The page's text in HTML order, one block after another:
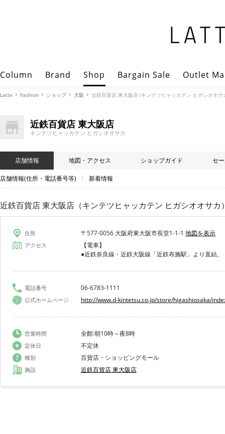
Column Brand Shop Bargain Sale Outlet
Latte Fashion ショップ 大阪 近鉄百貨店 東大阪店 (キンテツヒャッカテン ヒガシオオサ
近鉄百貨店 東大阪店
キンテツヒャッカテン ヒガシオオサカ
店舗情報 地図・アクセス ショップガイド セ
店舗情報(住所・電話番号等) 新着情報
近鉄百貨店 東大阪店（キンテツヒャッカテン ヒガシオオサカ
住所 〒577-0056 大阪府東大阪市長堂1-1-1 地図を表示
アクセス
【電車】
●近鉄奈良線・近鉄大阪線「近鉄布施駅」より直結。
電話番号 06-6783-1111
公式ホームページ http://www.d-kintetsu.co.jp/store/higashiosaka/
営業時間 全館:朝10時～夜8時
定休日 不定休
種別 百貨店・ショッピングモール
施設 近鉄百貨店 東大阪店